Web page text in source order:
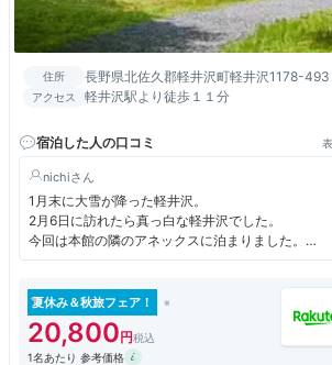
住所 長野県北佐久郡軽井沢町軽井沢1178-493
アクセス 軽井沢駅より徒歩１１分
宿泊した人の口コミ
nichi
1月末に大雪が降った軽井沢。
2月6日に訪れたら真っ白な軽井沢でした。
今回は本館の隣のアネックスに泊まりました。
本館より部屋が広く、ゆったりしてます。
でもでもシニア夫婦はゆったりすることができまし
夏休み＆秋旅フェア！
20,800
1名あたり 参考価格